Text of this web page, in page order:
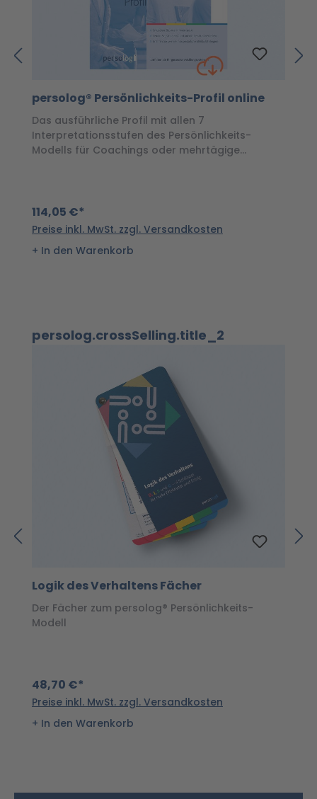
persolog® Persönlichkeits-Profil online
Das ausführliche Profil mit allen 7
Interpretationsstufen des Persönlichkeits-
Modells für Coachings oder mehrtägige
114,05 €*
Preise inkl. MwSt. zzgl. Versandkosten
In den Warenkorb
Produktgalerie überspringen
persolog.crossSelling.title_2
Logik des Verhaltens Fächer
Der Fächer zum persolog® Persönlichkeits-
Modell
48,70 €*
Preise inkl. MwSt. zzgl. Versandkosten
In den Warenkorb